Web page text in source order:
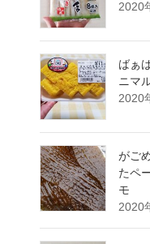
2020
ばぁ
ニマ
2020
がご
たペ
モ
2020